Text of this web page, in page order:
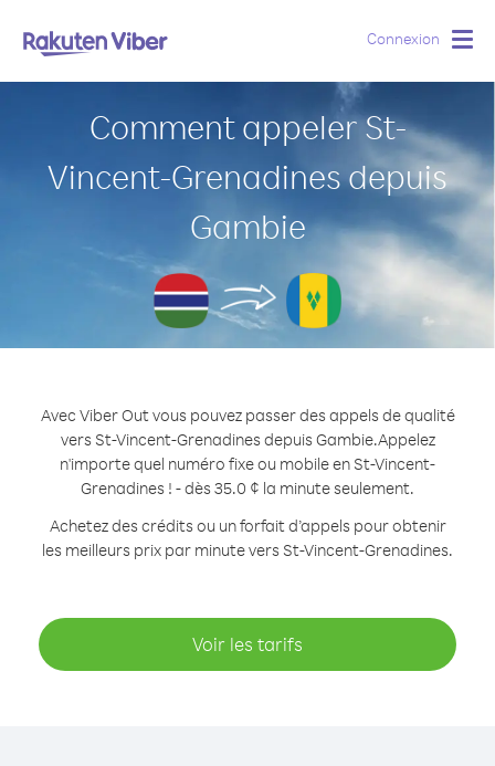
Connexion
Comment appeler St-
Vincent-Grenadines depuis
Gambie
Avec Viber Out vous pouvez passer des appels de qualité
vers St-Vincent-Grenadines depuis Gambie.Appelez
n'importe quel numéro fixe ou mobile en St-Vincent-
Grenadines ! - dès 35.0 ¢ la minute seulement.
Achetez des crédits ou un forfait d’appels pour obtenir
les meilleurs prix par minute vers St-Vincent-Grenadines.
Voir les tarifs